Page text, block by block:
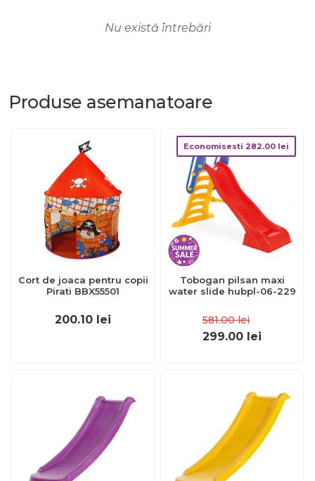
Nu există întrebări
Produse asemanatoare
Cort de joaca pentru copii
Pirati BBX55501
200.10 lei
Economisesti 282.00 lei
Tobogan pilsan maxi
water slide hubpl-06-229
581.00 lei
299.00 lei